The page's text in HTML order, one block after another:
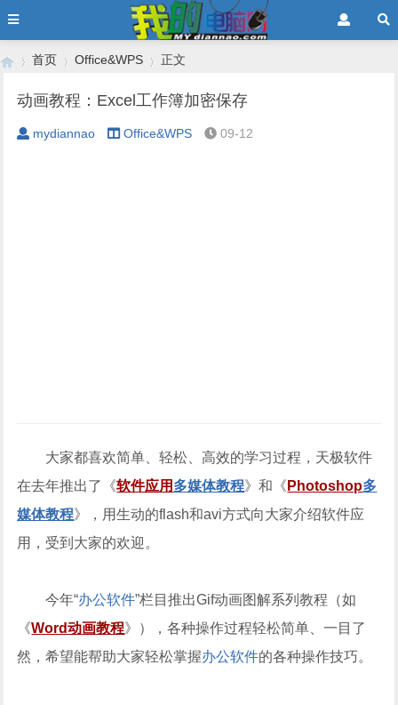
›
首页
›
Office&WPS
›
正文
动画教程：Excel工作簿加密保存
mydiannao Office&WPS 09-12
大家都喜欢简单、轻松、高效的学习过程，天极软件
在去年推出了《软件应用 多媒体教程》和《 Photoshop多
媒体教程》，用生动的flash和avi方式向大家介绍软件应
用，受到大家的欢迎。
今年“办公软件”栏目推出Gif动画图解系列教程（如
《Word动画教程》），各种操作过程轻松简单、一目了
然，希望能帮助大家轻松掌握办公软件的各种操作技巧。